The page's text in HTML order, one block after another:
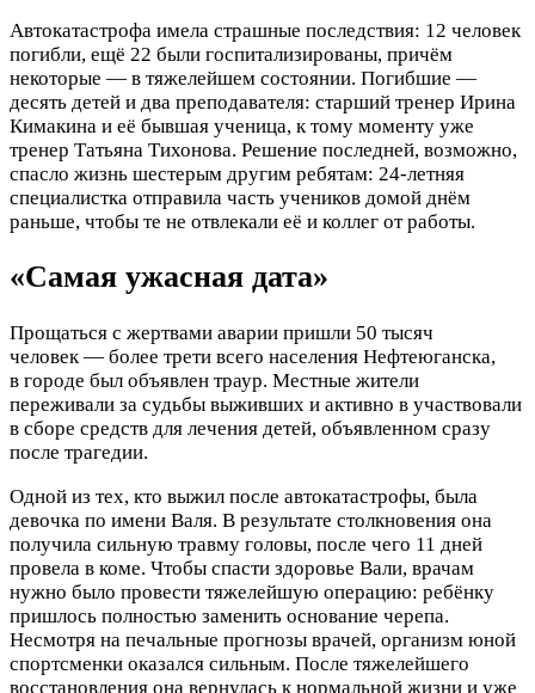
Автокатастрофа имела страшные последствия: 12 человек
погибли, ещё 22 были госпитализированы, причём
некоторые — в тяжелейшем состоянии. Погибшие —
десять детей и два преподавателя: старший тренер Ирина
Кимакина и её бывшая ученица, к тому моменту уже
тренер Татьяна Тихонова. Решение последней, возможно,
спасло жизнь шестерым другим ребятам: 24-летняя
специалистка отправила часть учеников домой днём
раньше, чтобы те не отвлекали её и коллег от работы.
«Самая ужасная дата»
Прощаться с жертвами аварии пришли 50 тысяч
человек — более трети всего населения Нефтеюганска,
в городе был объявлен траур. Местные жители
переживали за судьбы выживших и активно в участвовали
в сборе средств для лечения детей, объявленном сразу
после трагедии.
Одной из тех, кто выжил после автокатастрофы, была
девочка по имени Валя. В результате столкновения она
получила сильную травму головы, после чего 11 дней
провела в коме. Чтобы спасти здоровье Вали, врачам
нужно было провести тяжелейшую операцию: ребёнку
пришлось полностью заменить основание черепа.
Несмотря на печальные прогнозы врачей, организм юной
спортсменки оказался сильным. После тяжелейшего
восстановления она вернулась к нормальной жизни и уже